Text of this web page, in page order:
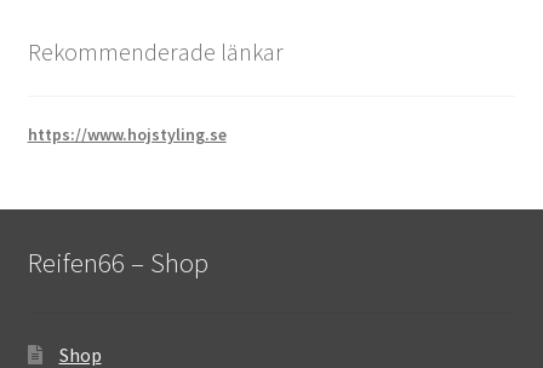
Rekommenderade länkar
https://www.hojstyling.se
Reifen66 – Shop
Shop